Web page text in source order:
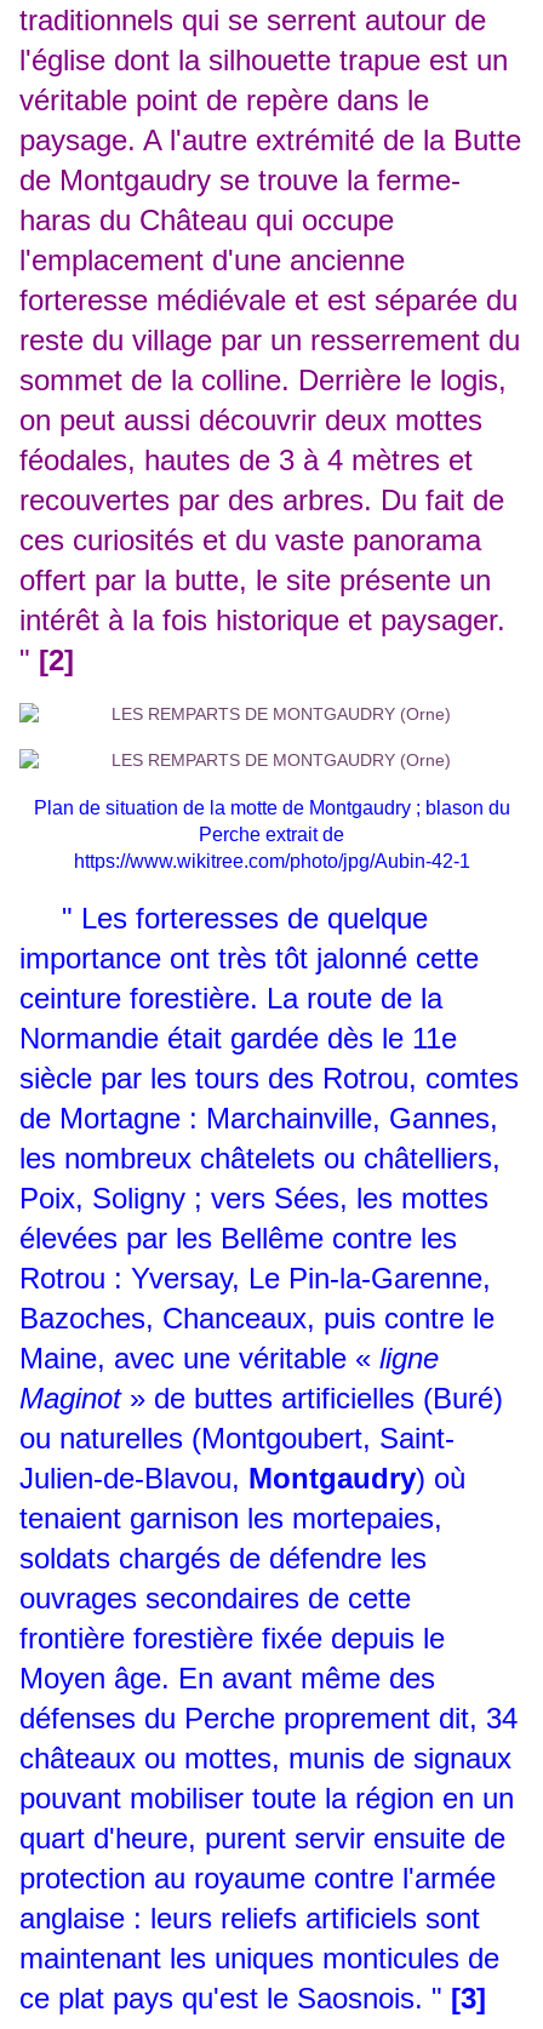
traditionnels qui se serrent autour de
l'église dont la silhouette trapue est un
véritable point de repère dans le
paysage. A l'autre extrémité de la Butte
de Montgaudry se trouve la ferme-
haras du Château qui occupe
l'emplacement d'une ancienne
forteresse médiévale et est séparée du
reste du village par un resserrement du
sommet de la colline. Derrière le logis,
on peut aussi découvrir deux mottes
féodales, hautes de 3 à 4 mètres et
recouvertes par des arbres. Du fait de
ces curiosités et du vaste panorama
offert par la butte, le site présente un
intérêt à la fois historique et paysager.
" [2]
Plan de situation de la motte de Montgaudry ; blason du
Perche extrait de
https://www.wikitree.com/photo/jpg/Aubin-42-1
" Les forteresses de quelque
importance ont très tôt jalonné cette
ceinture forestière. La route de la
Normandie était gardée dès le 11e
siècle par les tours des Rotrou, comtes
de Mortagne : Marchainville, Gannes,
les nombreux châtelets ou châtelliers,
Poix, Soligny ; vers Sées, les mottes
élevées par les Bellême contre les
Rotrou : Yversay, Le Pin-la-Garenne,
Bazoches, Chanceaux, puis contre le
Maine, avec une véritable « ligne
Maginot » de buttes artificielles (Buré)
ou naturelles (Montgoubert, Saint-
Julien-de-Blavou, Montgaudry) où
tenaient garnison les mortepaies,
soldats chargés de défendre les
ouvrages secondaires de cette
frontière forestière fixée depuis le
Moyen âge. En avant même des
défenses du Perche proprement dit, 34
châteaux ou mottes, munis de signaux
pouvant mobiliser toute la région en un
quart d'heure, purent servir ensuite de
protection au royaume contre l'armée
anglaise : leurs reliefs artificiels sont
maintenant les uniques monticules de
ce plat pays qu'est le Saosnois. " [3]